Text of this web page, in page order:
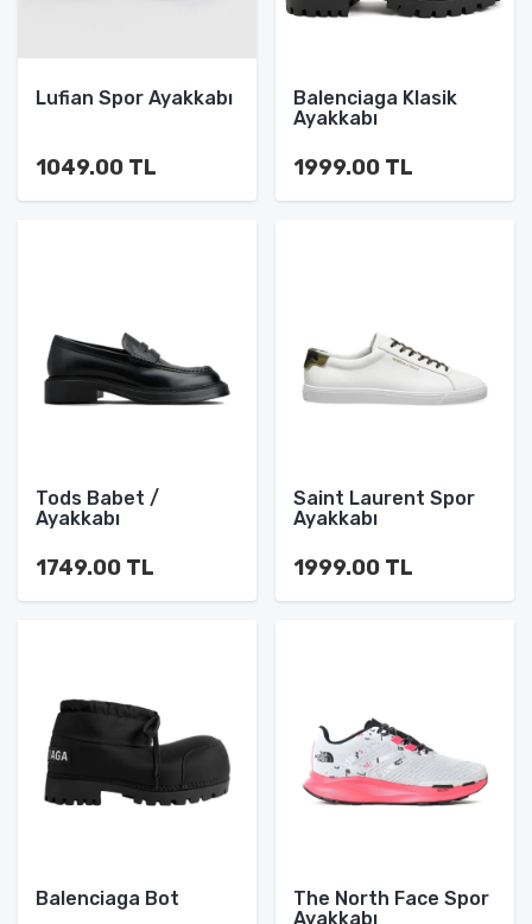
Lufian Spor Ayakkabı
1049.00 TL
Balenciaga Klasik
Ayakkabı
1999.00 TL
Tods Babet /
Ayakkabı
1749.00 TL
Saint Laurent Spor
Ayakkabı
1999.00 TL
Balenciaga Bot
The North Face Spor
Ayakkabı